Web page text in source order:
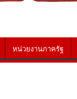
หน่วยงานภาครัฐ